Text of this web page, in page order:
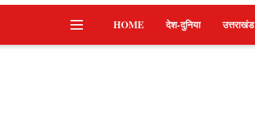
HOME देश-दुनिया उत्तराखंड